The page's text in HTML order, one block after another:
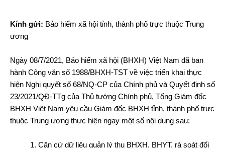
Kính gửi: Bảo hiểm xã hội tỉnh, thành phố trực thuộc Trung
ương
Ngày 08/7/2021, Bảo hiểm xã hội (BHXH) Việt Nam đã ban
hành Công văn số 1988/BHXH-TST về việc triển khai thực
hiện Nghị quyết số 68/NQ-CP của Chính phủ và Quyết định số
23/2021/QĐ-TTg của Thủ tướng Chính phủ, Tổng Giám đốc
BHXH Việt Nam yêu cầu Giám đốc BHXH tỉnh, thành phố trực
thuộc Trung ương thực hiện ngay một số nội dung sau:
Căn cứ dữ liệu quản lý thu BHXH, BHYT, rà soát đối